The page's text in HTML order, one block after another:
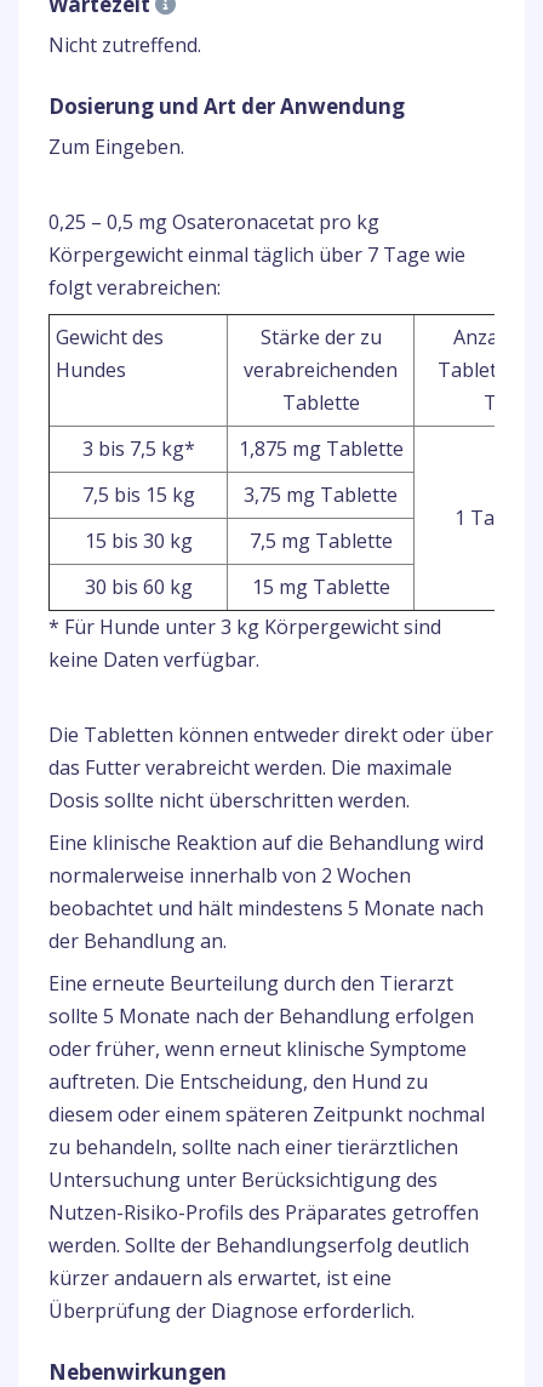
Nicht zutreffend.
Dosierung und Art der Anwendung
Zum Eingeben.
0,25 – 0,5 mg Osateronacetat pro kg
Körpergewicht einmal täglich über 7 Tage wie
folgt verabreichen:
Gewicht des
Hundes
Stärke der zu
verabreichenden
Tablette
Anzahl
Tabletten
Tag
3 bis 7,5 kg*
1,875 mg Tablette
1
7,5 bis 15 kg
3,75 mg Tablette
15 bis 30 kg
7,5 mg Tablette
30 bis 60 kg
15 mg Tablette
* Für Hunde unter 3 kg Körpergewicht sind
keine Daten verfügbar.
Die Tabletten können entweder direkt oder über
das Futter verabreicht werden. Die maximale
Dosis sollte nicht überschritten werden.
Eine klinische Reaktion auf die Behandlung wird
normalerweise innerhalb von 2 Wochen
beobachtet und hält mindestens 5 Monate nach
der Behandlung an.
Eine erneute Beurteilung durch den Tierarzt
sollte 5 Monate nach der Behandlung erfolgen
oder früher, wenn erneut klinische Symptome
auftreten. Die Entscheidung, den Hund zu
diesem oder einem späteren Zeitpunkt nochmal
zu behandeln, sollte nach einer tierärztlichen
Untersuchung unter Berücksichtigung des
Nutzen-Risiko-Profils des Präparates getroffen
werden. Sollte der Behandlungserfolg deutlich
kürzer andauern als erwartet, ist eine
Überprüfung der Diagnose erforderlich.
Nebenwirkungen